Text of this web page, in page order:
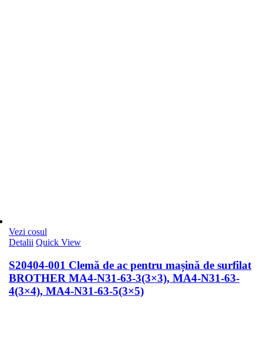
Vezi cosul
Detalii Quick View
S20404-001 Clemă de ac pentru mașină de surfilat
BROTHER MA4-N31-63-3(3×3), MA4-N31-63-
4(3×4), MA4-N31-63-5(3×5)